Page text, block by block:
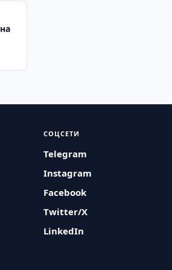
СОЦСЕТИ
Telegram
Instagram
Facebook
Twitter/X
LinkedIn